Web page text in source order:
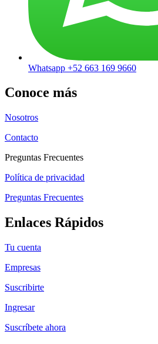
Whatsapp +52 663 169 9660
Conoce más
Nosotros
Contacto
Preguntas Frecuentes
Política de privacidad
Preguntas Frecuentes
Enlaces Rápidos
Tu cuenta
Empresas
Suscribirte
Ingresar
Suscríbete ahora